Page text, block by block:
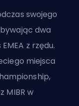
swojego
dwa
z rzędu.
miejsca
MIBR w